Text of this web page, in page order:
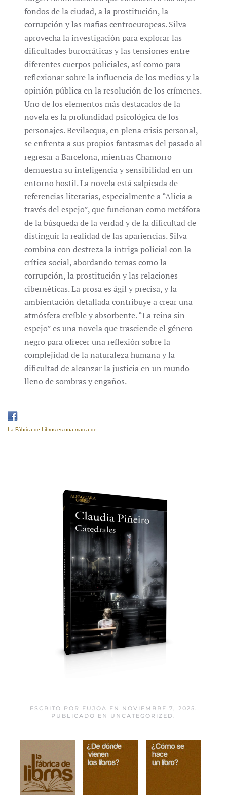
fondos de la ciudad, a la prostitución, la
corrupción y las mafias centroeuropeas. Silva
aprovecha la investigación para explorar las
dificultades burocráticas y las tensiones entre
diferentes cuerpos policiales, así como para
reflexionar sobre la influencia de los medios y la
opinión pública en la resolución de los crímenes.
Uno de los elementos más destacados de la
novela es la profundidad psicológica de los
personajes. Bevilacqua, en plena crisis personal,
se enfrenta a sus propios fantasmas del pasado al
regresar a Barcelona, mientras Chamorro
demuestra su inteligencia y sensibilidad en un
entorno hostil. La novela está salpicada de
referencias literarias, especialmente a “Alicia a
través del espejo”, que funcionan como metáfora
de la búsqueda de la verdad y de la dificultad de
distinguir la realidad de las apariencias. Silva
combina con destreza la intriga policial con la
crítica social, abordando temas como la
corrupción, la prostitución y las relaciones
cibernéticas. La prosa es ágil y precisa, y la
ambientación detallada contribuye a crear una
atmósfera creíble y absorbente. “La reina sin
espejo” es una novela que trasciende el género
negro para ofrecer una reflexión sobre la
complejidad de la naturaleza humana y la
dificultad de alcanzar la justicia en un mundo
lleno de sombras y engaños.
La Fábrica de Libros es una marca de
ESCRITO POR EUJOA EN NOVIEMBRE 7, 2025.
PUBLICADO EN UNCATEGORIZED.